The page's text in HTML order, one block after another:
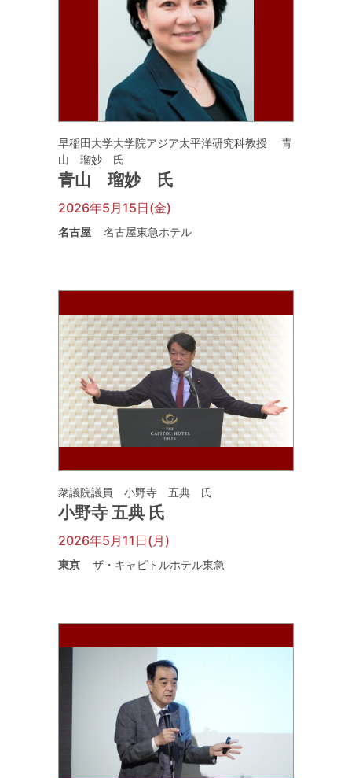
早稲田大学大学院アジア太平洋研究科教授 青
山 瑠妙 氏
青山 瑠妙 氏
2026年5月15日(金)
名古屋 名古屋東急ホテル
衆議院議員 小野寺 五典 氏
小野寺 五典 氏
2026年5月11日(月)
東京 ザ・キャピトルホテル東急